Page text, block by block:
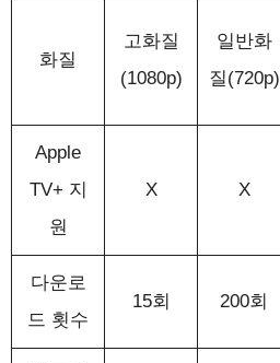
화질
고화질
(1080p)
일반화
질(720p)
Apple
TV+ 지
원
X X
다운로
드 횟수
15회 200회